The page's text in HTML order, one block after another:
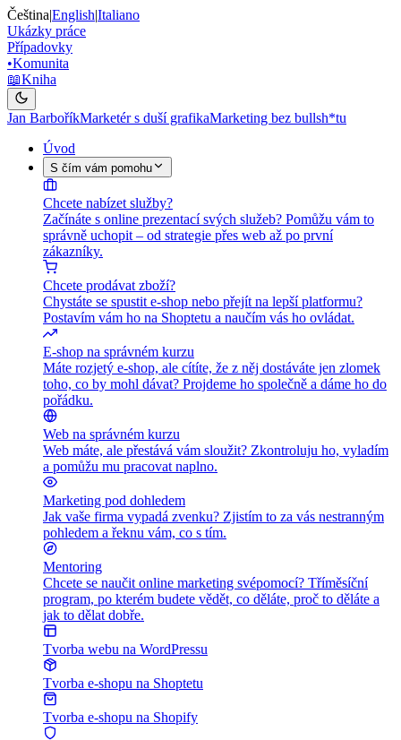
Čeština|English|Italiano
Ukázky práce
Případovky
•Komunita
📖Kniha
Jan BarboříkMarketér s duší grafikaMarketing bez bullsh*tu
Úvod
S čím vám pomohu
Chcete nabízet služby?
Začínáte s online prezentací svých služeb? Pomůžu vám to
správně uchopit – od strategie přes web až po první
zákazníky.
Chcete prodávat zboží?
Chystáte se spustit e-shop nebo přejít na lepší platformu?
Postavím vám ho na Shoptetu a naučím vás ho ovládat.
E-shop na správném kurzu
Máte rozjetý e-shop, ale cítíte, že z něj dostáváte jen zlomek
toho, co by mohl dávat? Projdeme ho společně a dáme ho do
pořádku.
Web na správném kurzu
Web máte, ale přestává vám sloužit? Zkontroluju ho, vyladím
a pomůžu mu pracovat naplno.
Marketing pod dohledem
Jak vaše firma vypadá zvenku? Zjistím to za vás nestranným
pohledem a řeknu vám, co s tím.
Mentoring
Chcete se naučit online marketing svépomocí? Tříměsíční
program, po kterém budete vědět, co děláte, proč to děláte a
jak to dělat dobře.
Tvorba webu na WordPressu
Tvorba e-shopu na Shoptetu
Tvorba e-shopu na Shopify